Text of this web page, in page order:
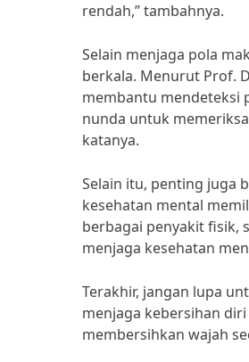
rendah,” tambahnya.
Selain menjaga pola
berkala. Menurut Prof.
membantu mendeteksi
nunda untuk
katanya.
Selain itu, penting juga
kesehatan mental
berbagai penyakit fisik,
menjaga kesehatan
Terakhir, jangan lupa
menjaga kebersihan
membersihkan wajah